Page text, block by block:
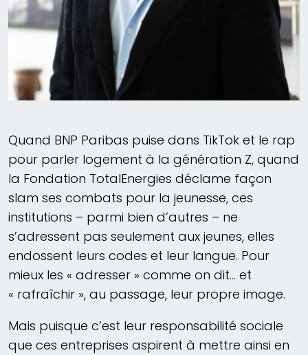
Quand BNP Paribas puise dans TikTok et le rap
pour parler logement à la génération Z, quand
la Fondation TotalEnergies déclame façon
slam ses combats pour la jeunesse, ces
institutions – parmi bien d’autres – ne
s’adressent pas seulement aux jeunes, elles
endossent leurs codes et leur langue. Pour
mieux les « adresser » comme on dit… et
« rafraîchir », au passage, leur propre image.
Mais puisque c’est leur responsabilité sociale
que ces entreprises aspirent à mettre ainsi en